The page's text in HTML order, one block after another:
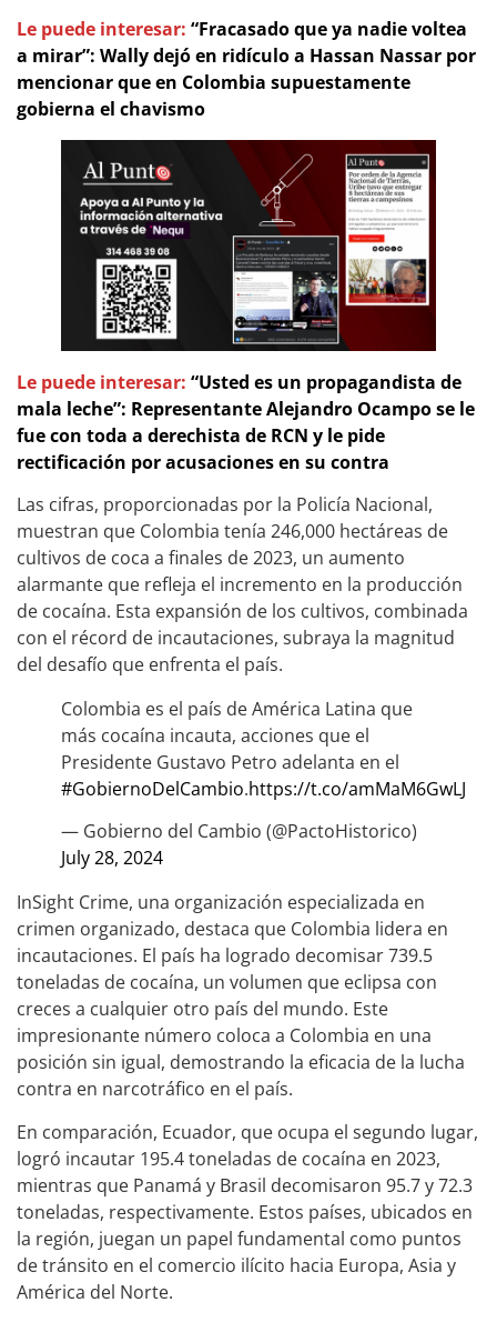
Le puede interesar: “Fracasado que ya nadie voltea
a mirar”: Wally dejó en ridículo a Hassan Nassar por
mencionar que en Colombia supuestamente
gobierna el chavismo
Le puede interesar: “Usted es un propagandista de
mala leche”: Representante Alejandro Ocampo se le
fue con toda a derechista de RCN y le pide
rectificación por acusaciones en su contra
Las cifras, proporcionadas por la Policía Nacional,
muestran que Colombia tenía 246,000 hectáreas de
cultivos de coca a finales de 2023, un aumento
alarmante que refleja el incremento en la producción
de cocaína. Esta expansión de los cultivos, combinada
con el récord de incautaciones, subraya la magnitud
del desafío que enfrenta el país.
Colombia es el país de América Latina que
más cocaína incauta, acciones que el
Presidente Gustavo Petro adelanta en el
#GobiernoDelCambio.https://t.co/amMaM6GwLJ
— Gobierno del Cambio (@PactoHistorico)
July 28, 2024
InSight Crime, una organización especializada en
crimen organizado, destaca que Colombia lidera en
incautaciones. El país ha logrado decomisar 739.5
toneladas de cocaína, un volumen que eclipsa con
creces a cualquier otro país del mundo. Este
impresionante número coloca a Colombia en una
posición sin igual, demostrando la eficacia de la lucha
contra en narcotráfico en el país.
En comparación, Ecuador, que ocupa el segundo lugar,
logró incautar 195.4 toneladas de cocaína en 2023,
mientras que Panamá y Brasil decomisaron 95.7 y 72.3
toneladas, respectivamente. Estos países, ubicados en
la región, juegan un papel fundamental como puntos
de tránsito en el comercio ilícito hacia Europa, Asia y
América del Norte.